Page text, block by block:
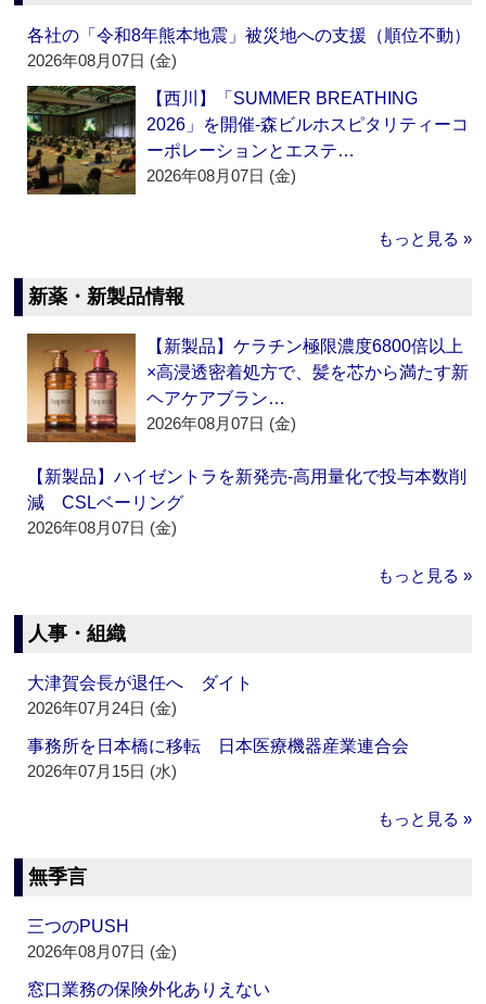
各社の「令和8年熊本地震」被災地への支援（順位不動）
2026年08月07日 (金)
【西川】「SUMMER BREATHING
2026」を開催‐森ビルホスピタリティーコ
ーポレーションとエステ…
2026年08月07日 (金)
もっと見る »
新薬・新製品情報
【新製品】ケラチン極限濃度6800倍以上
×高浸透密着処方で、髪を芯から満たす新
ヘアケアブラン…
2026年08月07日 (金)
【新製品】ハイゼントラを新発売‐高用量化で投与本数削
減 CSLベーリング
2026年08月07日 (金)
もっと見る »
人事・組織
大津賀会長が退任へ ダイト
2026年07月24日 (金)
事務所を日本橋に移転 日本医療機器産業連合会
2026年07月15日 (水)
もっと見る »
無季言
三つのPUSH
2026年08月07日 (金)
窓口業務の保険外化ありえない